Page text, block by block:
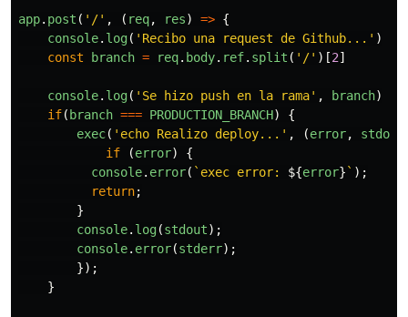
app. post ( ' /' , ( req, res) => {
console. log( ' Recibo una request de Github... ' )
const
branch = req. body. ref. split ( ' /' )[2]
console. log( ' Se hizo push en la rama' , branch)
if( branch === PRODUCTION_BRANCH)
{
exec( ' echo Realizo deploy... ' , (error, stdout
if
(error)
{
console. error( `exec error: ${error} ` );
return;
}
console. log(stdout);
console. error(stderr);
});
}